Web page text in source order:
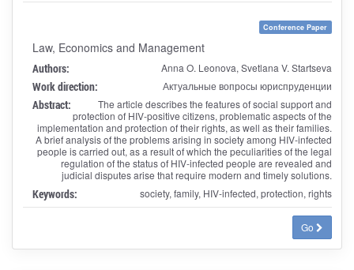
Conference Paper
Law, Economics and Management
Authors: Anna O. Leonova, Svetlana V. Startseva
Work direction: Актуальные вопросы юриспруденции
Abstract:
The article describes the features of social support and
protection of HIV-positive citizens, problematic aspects of the
implementation and protection of their rights, as well as their families.
A brief analysis of the problems arising in society among HIV-infected
people is carried out, as a result of which the peculiarities of the legal
regulation of the status of HIV-infected people are revealed and
judicial disputes arise that require modern and timely solutions.
Keywords: society, family, HIV-infected, protection, rights
Go